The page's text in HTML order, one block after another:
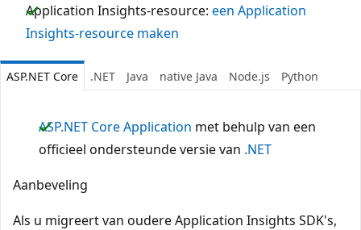
Application Insights-resource: een Application
Insights-resource maken
ASP.NET Core .NET Java native Java Node.js Python
ASP.NET Core Application met behulp van een
officieel ondersteunde versie van .NET
Aanbeveling
Als u migreert van oudere Application Insights SDK's,